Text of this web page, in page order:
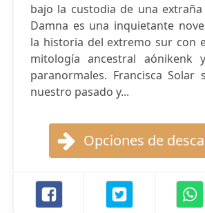
bajo la custodia de una extraña
Damna es una inquietante
la historia del extremo sur con
mitología ancestral aónikenk
paranormales. Francisca Solar
nuestro pasado y...
Opciones de